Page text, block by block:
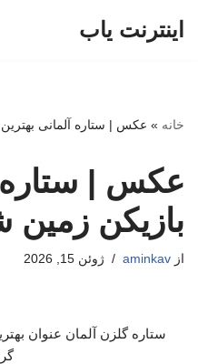
اینترنت یاب
خانه » عکس | ستاره آلمانی
عکس | ستاره
بازیکن زمین
از aminkav ژوئن 15, 2026
ستاره گلزن آلمان عنوان